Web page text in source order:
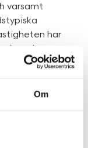
Om
varsamt
har
med
ljusinsläpp
i hela
invändiga